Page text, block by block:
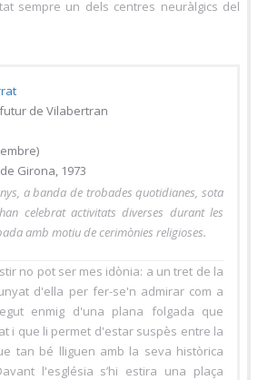
sempre un dels centres neuràlgics del
de Vilabertran
Girona, 1973
a banda de trobades quotidianes, sota
celebrat activitats diverses durant les
amb motiu de cerimònies religioses.
no pot ser mes idònia: a un tret de la
d'ella per fer-se'n admirar com a
enmig d'una plana folgada que
i que li permet d'estar suspès entre la
tan bé lliguen amb la seva històrica
l'església s’hi estira una plaça